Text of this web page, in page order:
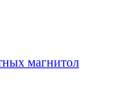
магнитол